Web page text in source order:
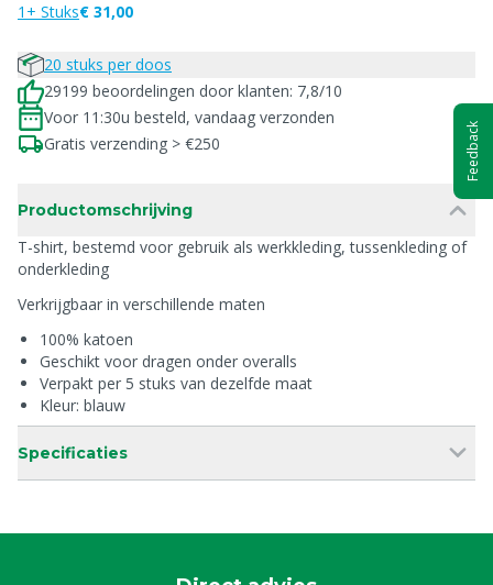
1+ Stuks€ 31,00
20 stuks per doos
29199 beoordelingen door klanten: 7,8/10
Voor 11:30u besteld, vandaag verzonden
Gratis verzending > €250
Productomschrijving
T-shirt, bestemd voor gebruik als werkkleding, tussenkleding of
onderkleding
Verkrijgbaar in verschillende maten
100% katoen
Geschikt voor dragen onder overalls
Verpakt per 5 stuks van dezelfde maat
Kleur: blauw
Specificaties
Feedback